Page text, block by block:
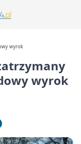
wyrok
wyrok